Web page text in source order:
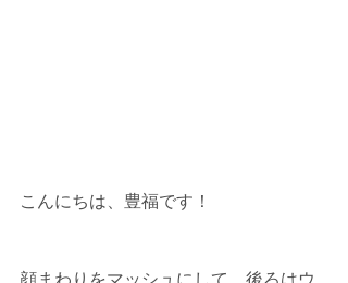
こんにちは、豊福です！
顔まわりをマッシュにして、後ろはウ